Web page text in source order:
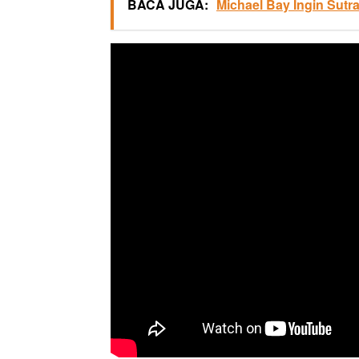
BACA JUGA: Michael Bay Ingin